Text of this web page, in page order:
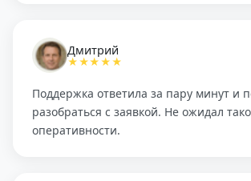
Дмитрий
★★★★★
Поддержка ответила за пару минут и
разобраться с заявкой. Не ожидал
оперативности.